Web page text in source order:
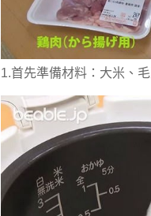
1.首先準備材料：大米、